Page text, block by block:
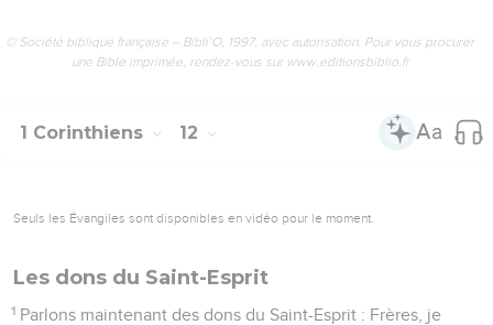
© Société biblique française – Bibli’O, 1997, avec autorisation. Pour vous procurer
une Bible imprimée, rendez-vous sur www.editionsbiblio.fr
1 Corinthiens 12
Seuls les Évangiles sont disponibles en vidéo pour le moment.
Les dons du Saint-Esprit
1 Parlons maintenant des dons du Saint-Esprit : Frères, je